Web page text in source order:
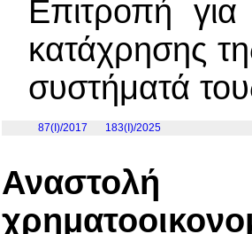
Επιτροπή
κατάχρησης
συστήματά
87(I)/2017 183(I)/2025